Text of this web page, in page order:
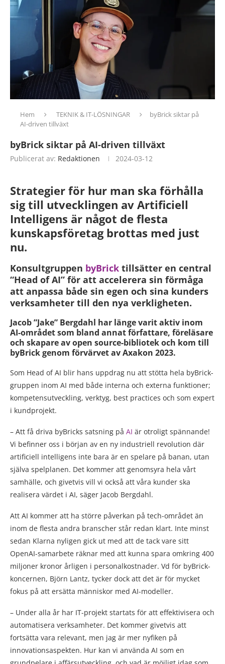
Hem TEKNIK & IT-LÖSNINGAR
byBrick siktar på
AI-driven tillväxt
byBrick siktar på AI-driven tillväxt
Publicerat av: Redaktionen 2024-03-12
Strategier för hur man ska förhålla
sig till utvecklingen av Artificiell
Intelligens är något de flesta
kunskapsföretag brottas med just
nu.
Konsultgruppen byBrick tillsätter en central
“Head of AI” för att accelerera sin förmåga
att anpassa både sin egen och sina kunders
verksamheter till den nya verkligheten.
Jacob ”Jake” Bergdahl har länge varit aktiv inom
AI-området som bland annat författare, föreläsare
och skapare av open source-bibliotek och kom till
byBrick genom förvärvet av Axakon 2023.
Som Head of AI blir hans uppdrag nu att stötta hela byBrick-
gruppen inom AI med både interna och externa funktioner;
kompetensutveckling, verktyg, best practices och som expert
i kundprojekt.
– Att få driva byBricks satsning på AI är otroligt spännande!
Vi befinner oss i början av en ny industriell revolution där
artificiell intelligens inte bara är en spelare på banan, utan
själva spelplanen. Det kommer att genomsyra hela vårt
samhälle, och givetvis vill vi också att våra kunder ska
realisera värdet i AI, säger Jacob Bergdahl.
Att AI kommer att ha större påverkan på tech-området än
inom de flesta andra branscher står redan klart. Inte minst
sedan Klarna nyligen gick ut med att de tack vare sitt
OpenAI-samarbete räknar med att kunna spara omkring 400
miljoner kronor årligen i personalkostnader. Vd för byBrick-
koncernen, Björn Lantz, tycker dock att det är för mycket
fokus på att ersätta människor med AI-modeller.
– Under alla år har IT-projekt startats för att effektivisera och
automatisera verksamheter. Det kommer givetvis att
fortsätta vara relevant, men jag är mer nyfiken på
innovationsaspekten. Hur kan vi använda AI som en